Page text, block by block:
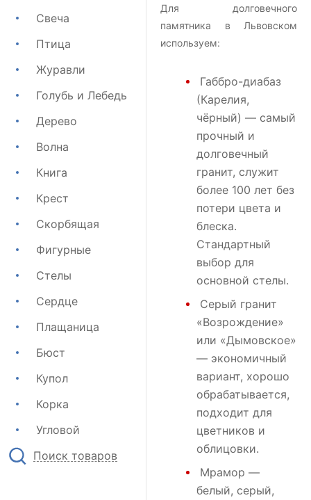
Свеча
Птица
Журавли
Голубь и Лебедь
Дерево
Волна
Книга
Крест
Скорбящая
Фигурные
Стелы
Сердце
Плащаница
Бюст
Купол
Корка
Угловой
Поиск товаров
Для долговечного
памятника в Львовском
используем:
Габбро-диабаз
(Карелия,
чёрный) — самый
прочный и
долговечный
гранит, служит
более 100 лет без
потери цвета и
блеска.
Стандартный
выбор для
основной стелы.
Серый гранит
«Возрождение»
или «Дымовское»
— экономичный
вариант, хорошо
обрабатывается,
подходит для
цветников и
облицовки.
Мрамор —
белый, серый,